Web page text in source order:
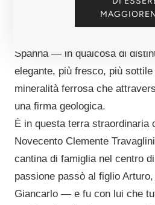
assomiglia né alle Langhe né
Spanna — in qualcosa di
elegante, più fresco, più
mineralità ferrosa che
una firma geologica.
È in questa terra straordinaria
Novecento Clemente
cantina di famiglia nel centro
passione passò al figlio
Giancarlo — e fu con lui che